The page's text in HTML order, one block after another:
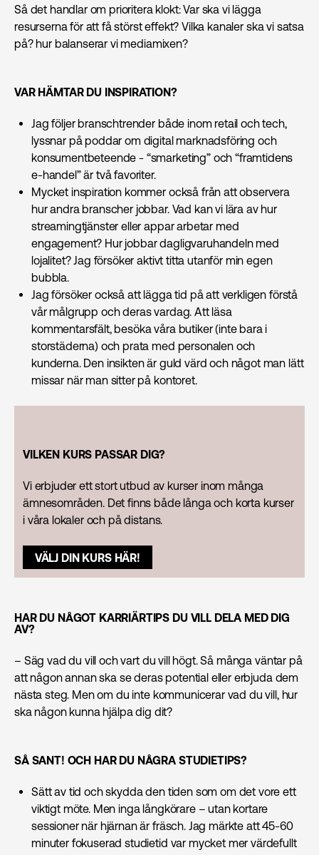
Så det handlar om prioritera klokt: Var ska vi lägga
resurserna för att få störst effekt? Vilka kanaler ska vi satsa
på? hur balanserar vi mediamixen?
VAR HÄMTAR DU INSPIRATION?
Jag följer branschtrender både inom retail och tech,
lyssnar på poddar om digital marknads­föring och
konsumentbeteende - “smarketing” och “framtidens
e-handel” är två favoriter.
Mycket inspiration kommer också från att observera
hur andra branscher jobbar. Vad kan vi lära av hur
streamingtjänster eller appar arbetar med
engagement? Hur jobbar dagligvaruhandeln med
lojalitet? Jag försöker aktivt titta utanför min egen
bubbla.
Jag försöker också att lägga tid på att verkligen förstå
vår målgrupp och deras vardag. Att läsa
kommentarsfält, besöka våra butiker (inte bara i
storstäderna) och prata med personalen och
kunderna. Den insikten är guld värd och något man lätt
missar när man sitter på kontoret.
VILKEN KURS PASSAR DIG?
Vi erbjuder ett stort utbud av kurser inom många
ämnesområden. Det finns både långa och korta kurser
i våra lokaler och på distans.
VÄLJ DIN KURS HÄR!
HAR DU NÅGOT KARRIÄRTIPS DU VILL DELA MED DIG
AV?
– Säg vad du vill och vart du vill högt. Så många väntar på
att någon annan ska se deras potential eller erbjuda dem
nästa steg. Men om du inte kommunicerar vad du vill, hur
ska någon kunna hjälpa dig dit?
SÅ SANT! OCH HAR DU NÅGRA STUDIETIPS?
Sätt av tid och skydda den tiden som om det vore ett
viktigt möte. Men inga långkörare – utan kortare
sessioner när hjärnan är fräsch. Jag märkte att 45-60
minuter fokuserad studietid var mycket mer värdefullt